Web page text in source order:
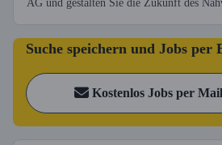
AG und gestalten Sie die Zukunft des
Suche speichern und Jobs per
Kostenlos Jobs per